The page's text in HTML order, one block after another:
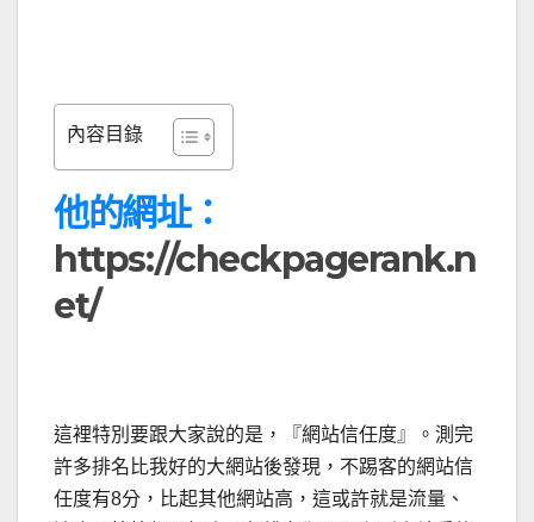
內容目錄
他的網址：
https://checkpagerank.n
et/
這裡特別要跟大家說的是，『網站信任度』。測完
許多排名比我好的大網站後發現，不踢客的網站信
任度有8分，比起其他網站高，這或許就是流量、